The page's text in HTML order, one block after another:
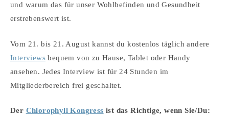
und warum das für unser Wohlbefinden und Gesundheit
erstrebenswert ist.
Vom 21. bis 21. August kannst du kostenlos täglich andere
Interviews bequem von zu Hause, Tablet oder Handy
ansehen. Jedes Interview ist für 24 Stunden im
Mitgliederbereich frei geschaltet.
Der Chlorophyll Kongress ist das Richtige, wenn Sie/Du: